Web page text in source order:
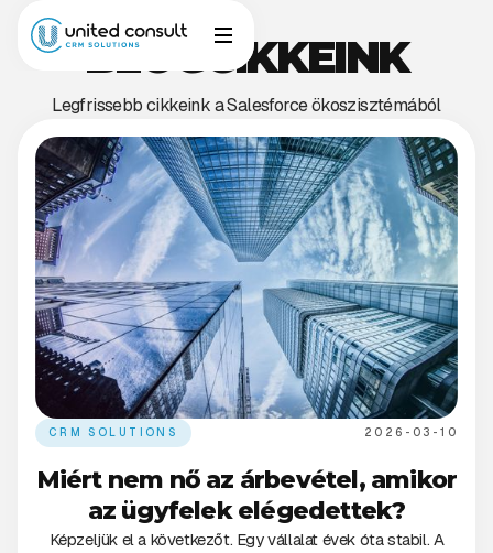
BLOGCIKKEINK
Legfrissebb cikkeink a Salesforce ökoszisztémából
CRM SOLUTIONS 2026-03-10
Miért nem nő az árbevétel, amikor
az ügyfelek elégedettek?
Képzeljük el a következőt. Egy vállalat évek óta stabil. A